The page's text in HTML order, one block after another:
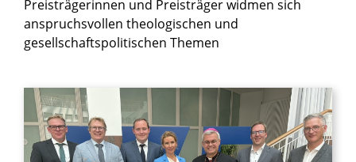
Preisträgerinnen und Preisträger widmen sich
anspruchsvollen theologischen und
gesellschaftspolitischen Themen